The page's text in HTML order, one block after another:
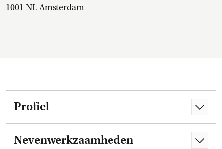
1001 NL Amsterdam
Profiel
Nevenwerkzaamheden